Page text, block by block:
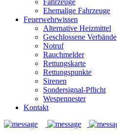
Fahrzeuge
Ehemalige Fahrzeuge
Feuerwehrwissen
Alternative Heizmittel
Geschlossene Verbände
Notruf
Rauchmelder
Rettungskarte
Rettungspunkte
Sirenen
Sondersignal-Pflicht
Wespennester
Kontakt